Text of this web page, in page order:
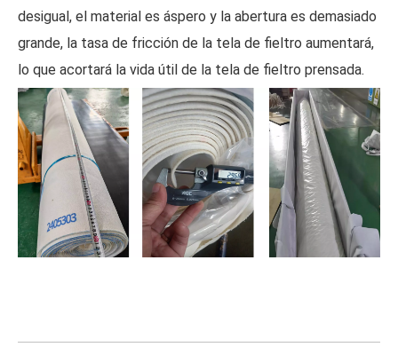
desigual, el material es áspero y la abertura es demasiado
grande, la tasa de fricción de la tela de fieltro aumentará,
lo que acortará la vida útil de la tela de fieltro prensada.